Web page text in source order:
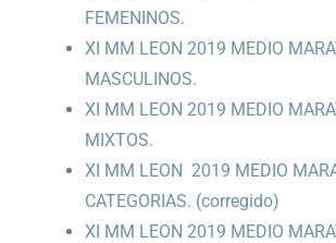
FEMENINOS.
XI MM LEON 2019 MEDIO
MASCULINOS.
XI MM LEON 2019 MEDIO
MIXTOS.
XI MM LEON 2019 MEDIO
CATEGORIAS. (corregido)
XI MM LEON 2019 MEDIO